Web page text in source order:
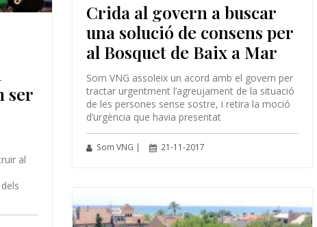
Crida al govern a buscar
una solució de consens per
al Bosquet de Baix a Mar
Som VNG assoleix un acord amb el govern per
tractar urgentment l’agreujament de la situació
de les persones sense sostre, i retira la moció
d’urgència que havia presentat
Som VNG | 21-11-2017
ser
al